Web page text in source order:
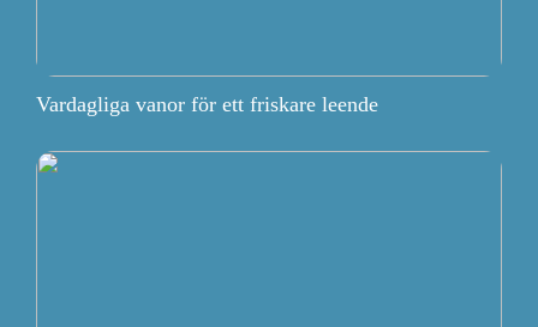
Vardagliga vanor för ett friskare leende